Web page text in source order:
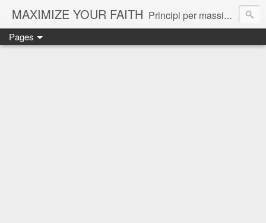
MAXIMIZE YOUR FAITH Principi per massimizzare la propria fede e ottenere il massimo da Dio.
Pages